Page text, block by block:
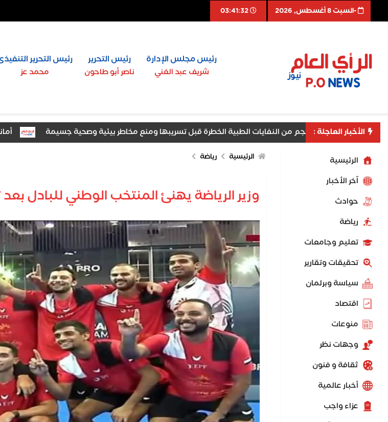
-السبت 8 أغسطس, 2026 03:41:33
رئيس مجلس الإدارة
شريف عبد الغني
رئيس التحرير
ناصر أبو طاحون
رئيس التحرير
محمد عز
الأخبار العاجلة :قبل تسريبها ومنع مخاطر بيئية وصحية جسيمة أمانة
يودع ملك البحرين في ختام زيارته لمصر
الرئيسية
اّخر الأخبار
حوادث
رياضة
تعليم وجامعات
تحقيقات وتقارير
سياسة وبرلمان
اقتصاد
منوعات
وجهات نظر
ثقافة و فنون
أخبار عالمية
عزاء واجب
الرئيسية رياضة
وزير الرياضة يهنئ المنتخب الوطني للبادل بعد